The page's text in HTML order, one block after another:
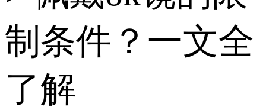
制条件？一文全
了解